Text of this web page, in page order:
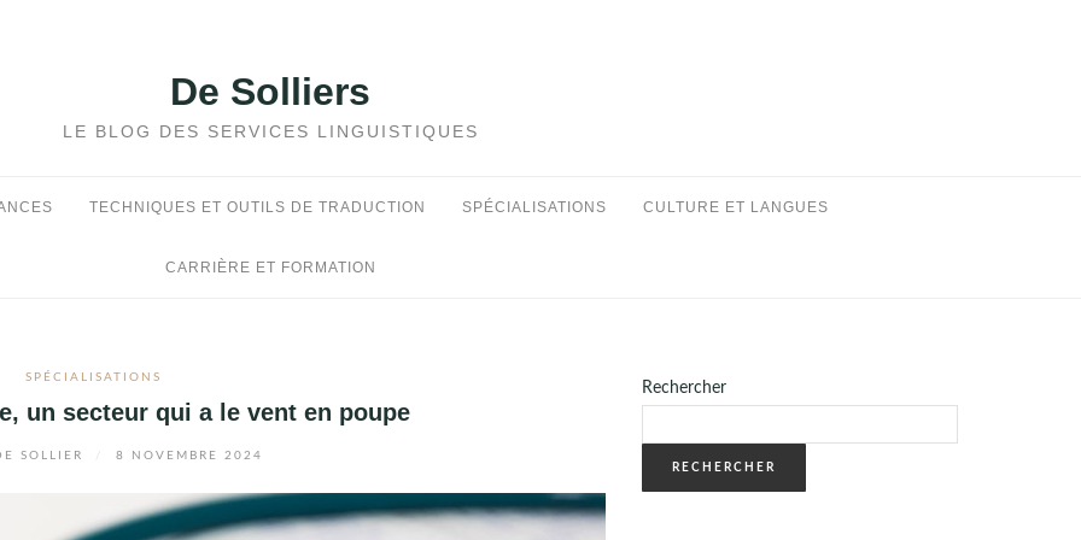
De Solliers
LE BLOG DES SERVICES LINGUISTIQUES
TECHNIQUES ET OUTILS DE TRADUCTION SPÉCIALISATIONS CULTURE ET LANGUES
CARRIÈRE ET FORMATION
SPÉCIALISATIONS
un secteur qui a le vent en poupe
SOLLIER 8 NOVEMBRE 2024
Rechercher
RECHERCHER